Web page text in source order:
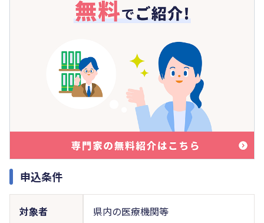
申込条件
対象者 県内の医療機関等